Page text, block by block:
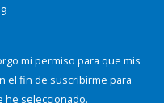
mi permiso para que mis
el fin de suscribirme para
he seleccionado.